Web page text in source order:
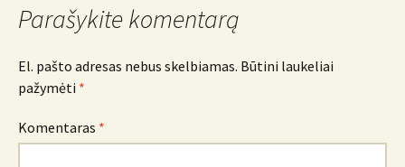
Parašykite komentarą
El. pašto adresas nebus skelbiamas. Būtini laukeliai
pažymėti *
Komentaras *